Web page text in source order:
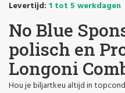
Levertijd: 1 tot 5 werkdagen
No Blue
polisch en
Longoni
Hou je biljartkeu altijd in